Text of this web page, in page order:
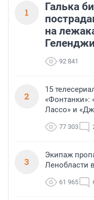
1
Галька
на
92 841
2
15
«Фонтанки»:
Лассо» и
77 303
3
Экипаж
Ленобласти
61 965